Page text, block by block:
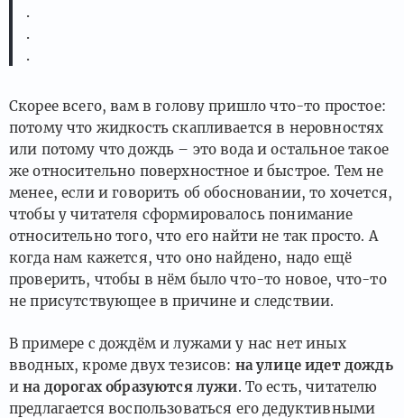
.
.
.
Скорее всего, вам в голову пришло что-то простое:
потому что жидкость скапливается в неровностях
или потому что дождь – это вода и остальное такое
же относительно поверхностное и быстрое. Тем не
менее, если и говорить об обосновании, то хочется,
чтобы у читателя сформировалось понимание
относительно того, что его найти не так просто. А
когда нам кажется, что оно найдено, надо ещё
проверить, чтобы в нём было что-то новое, что-то
не присутствующее в причине и следствии.
В примере с дождём и лужами у нас нет иных
вводных, кроме двух тезисов: на улице идет дождь
ина дорогах образуются лужи. То есть, читателю
предлагается воспользоваться его дедуктивными